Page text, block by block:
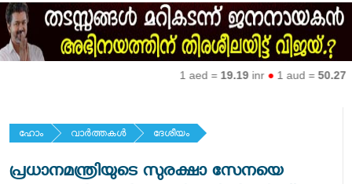
1 aed =19.19inr● 1 aud =50.27inr●
ഹോം വാര്‍ത്തകള്‍ ദേശീയം
പ്രധാനമന്ത്രിയുടെ സുരക്ഷാ സേനയെ